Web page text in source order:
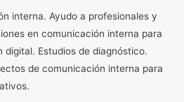
interna. Ayudo a profesionales y
en comunicación interna para
Estudios de diagnóstico.
de comunicación interna para